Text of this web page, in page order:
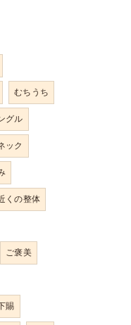
むちうち
グル
ック
くの整体
ご褒美
賜